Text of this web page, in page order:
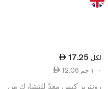
17.25 لكل
12.06 ١٠٠ جم
رونتريز كيس معدّ للتشارك من